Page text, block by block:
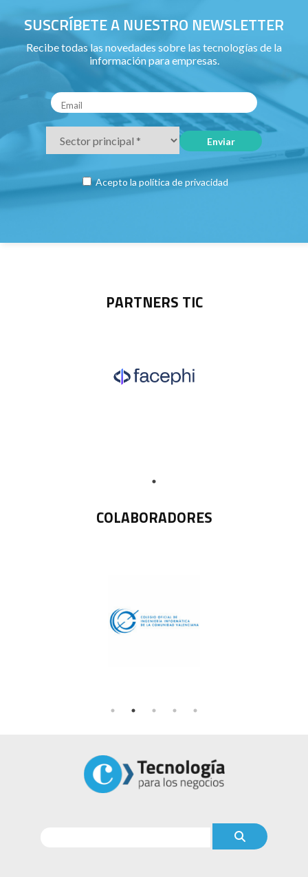
SUSCRÍBETE A NUESTRO NEWSLETTER
Recibe todas las novedades sobre las tecnologías de la
información para empresas.
Acepto la política de privacidad
PARTNERS TIC
COLABORADORES